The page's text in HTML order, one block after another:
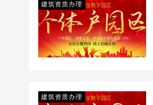
建筑资质办理
建筑资质办理